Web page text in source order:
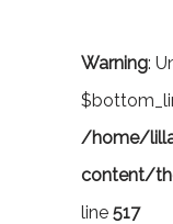
Warning:
/home/
content/
line 517